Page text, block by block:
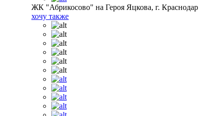
ЖК "Абрикосово" на Героя Яцкова, г. Краснодар
хочу также